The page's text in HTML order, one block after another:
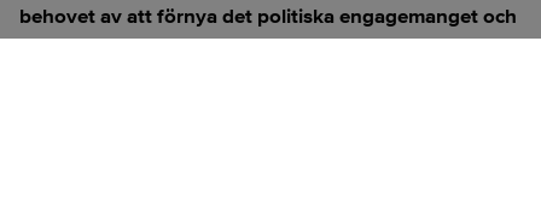
behovet av att förnya det politiska engagemanget och
hur modern teknik kan användas för att överbrygga